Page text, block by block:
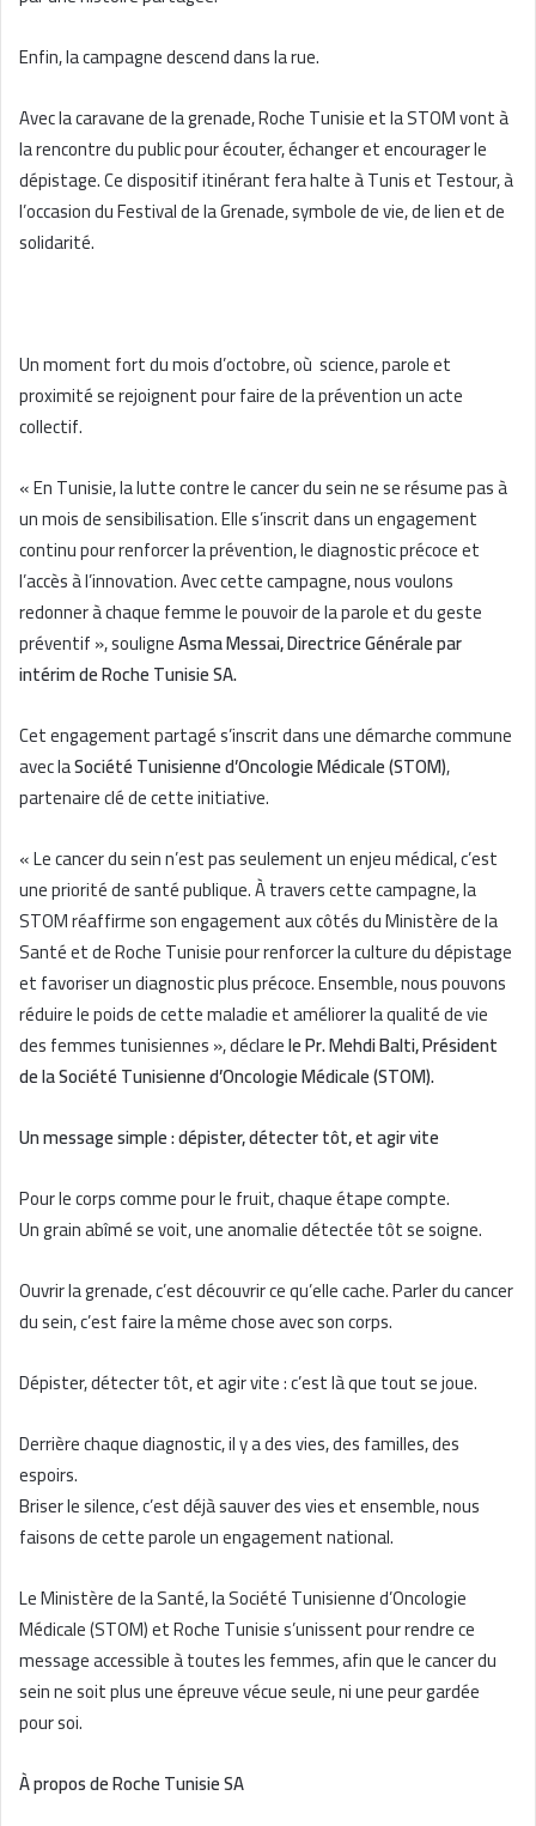
Enfin, la campagne descend dans la rue.
Avec la caravane de la grenade, Roche Tunisie et la STOM vont à
la rencontre du public pour écouter, échanger et encourager le
dépistage. Ce dispositif itinérant fera halte à Tunis et Testour, à
l’occasion du Festival de la Grenade, symbole de vie, de lien et de
solidarité.
Un moment fort du mois d’octobre, où science, parole et
proximité se rejoignent pour faire de la prévention un acte
collectif.
« En Tunisie, la lutte contre le cancer du sein ne se résume pas à
un mois de sensibilisation. Elle s’inscrit dans un engagement
continu pour renforcer la prévention, le diagnostic précoce et
l’accès à l’innovation. Avec cette campagne, nous voulons
redonner à chaque femme le pouvoir de la parole et du geste
préventif », souligneAsma Messai, Directrice Générale par
intérim de Roche Tunisie SA.
Cet engagement partagé s’inscrit dans une démarche commune
avec laSociété Tunisienne d’Oncologie Médicale (STOM),
partenaire clé de cette initiative.
« Le cancer du sein n’est pas seulement un enjeu médical, c’est
une priorité de santé publique. À travers cette campagne, la
STOM réaffirme son engagement aux côtés du Ministère de la
Santé et de Roche Tunisie pour renforcer la culture du dépistage
et favoriser un diagnostic plus précoce. Ensemble, nous pouvons
réduire le poids de cette maladie et améliorer la qualité de vie
des femmes tunisiennes », déclarele Pr. Mehdi Balti, Président
de la Société Tunisienne d’Oncologie Médicale (STOM).
Un message simple :dépister,détecter tôt,etagir vite
Pour le corps comme pour le fruit, chaque étape compte.
Un grain abîmé se voit, une anomalie détectée tôt se soigne.
Ouvrir la grenade, c’est découvrir ce qu’elle cache. Parler du cancer
du sein, c’est faire la même chose avec son corps.
Dépister, détecter tôt, et agir vite : c’est là que tout se joue.
Derrière chaque diagnostic, il y a des vies, des familles, des
espoirs.
Briser le silence, c’est déjà sauver des vies et ensemble, nous
faisons de cette parole un engagement national.
Le Ministère de la Santé, la Société Tunisienne d’Oncologie
Médicale (STOM) et Roche Tunisie s’unissent pour rendre ce
message accessible à toutes les femmes, afin que le cancer du
sein ne soit plus une épreuve vécue seule, ni une peur gardée
pour soi.
À propos de Roche Tunisie SA